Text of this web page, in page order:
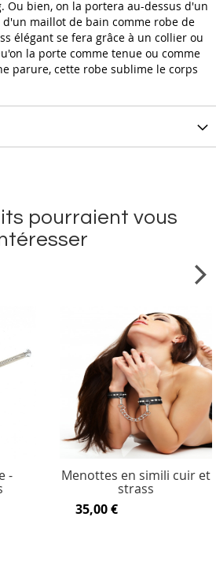
Ou bien, on la portera au-dessus d'un
maillot de bain comme robe de
élégant se fera grâce à un collier ou
la porte comme tenue ou comme
parure, cette robe sublime le corps
pourraient vous
- Menottes en simili cuir et
strass
35,00 €